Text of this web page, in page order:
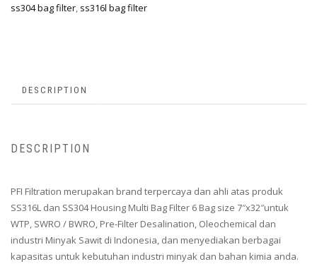
ss304 bag filter, ss316l bag filter
DESCRIPTION
DESCRIPTION
PFI Filtration merupakan brand terpercaya dan ahli atas produk
SS316L dan SS304 Housing Multi Bag Filter 6 Bag size 7″x32″untuk
WTP, SWRO / BWRO, Pre-Filter Desalination, Oleochemical dan
industri Minyak Sawit di Indonesia, dan menyediakan berbagai
kapasitas untuk kebutuhan industri minyak dan bahan kimia anda.